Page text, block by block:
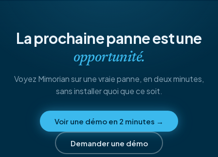
La prochaine panne est une
opportunité.
Voyez Mimorian sur une vraie panne, en deux minutes,
sans installer quoi que ce soit.
Voir une démo en 2 minutes →
Demander une démo